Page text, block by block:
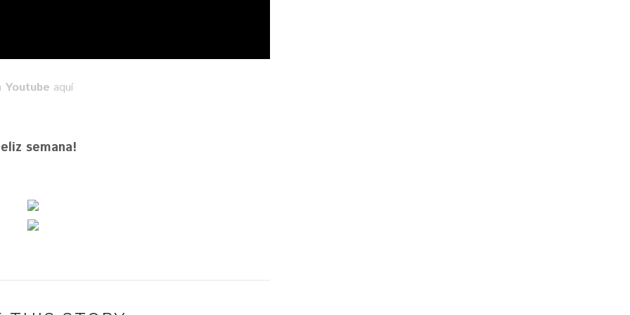
Youtube aquí
semana!